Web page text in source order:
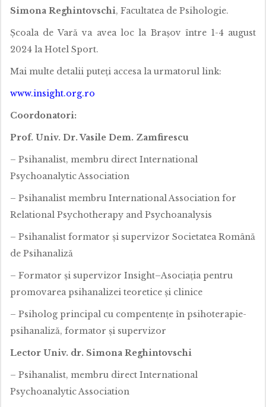
Simona Reghintovschi, Facultatea de Psihologie.
Școala de Vară va avea loc la Brașov între 1-4 august
2024 la Hotel Sport.
Mai multe detalii puteți accesa la urmatorul link:
www.insight.org.ro
Coordonatori:
Prof. Univ. Dr. Vasile Dem. Zamfirescu
– Psihanalist, membru direct International
Psychoanalytic Association
– Psihanalist membru International Association for
Relational Psychotherapy and Psychoanalysis
– Psihanalist formator și supervizor Societatea Română
de Psihanaliză
– Formator și supervizor Insight–Asociația pentru
promovarea psihanalizei teoretice și clinice
– Psiholog principal cu compentențe în psihoterapie-
psihanaliză, formator și supervizor
Lector Univ. dr. Simona Reghintovschi
– Psihanalist, membru direct International
Psychoanalytic Association